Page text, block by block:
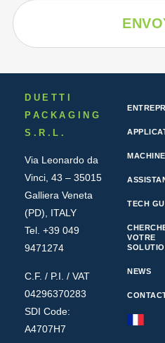
DUETTI
PACKAGING
S.R.L.
Via Leonardo da
Vinci, 43 – 35015
Galliera Veneta
(PD), ITALY
Tel. +39 049
9471274
C.F. / P.I. / VAT
04296370283
SDI Code:
A4707H7
TECH
VOTRE
NEWS